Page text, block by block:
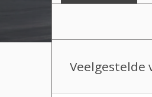
Veelgestelde